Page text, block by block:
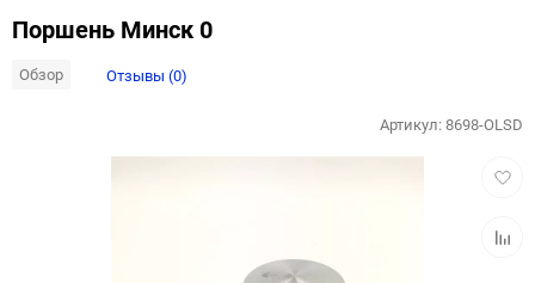
Поршень Минск 0
Обзор Отзывы (0)
Артикул:8698-OLSD